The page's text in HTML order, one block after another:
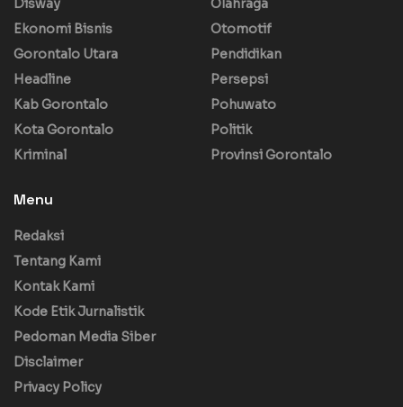
Disway
Ekonomi Bisnis
Gorontalo Utara
Headline
Kab Gorontalo
Kota Gorontalo
Kriminal
Olahraga
Otomotif
Pendidikan
Persepsi
Pohuwato
Politik
Provinsi Gorontalo
Menu
Redaksi
Tentang Kami
Kontak Kami
Kode Etik Jurnalistik
Pedoman Media Siber
Disclaimer
Privacy Policy